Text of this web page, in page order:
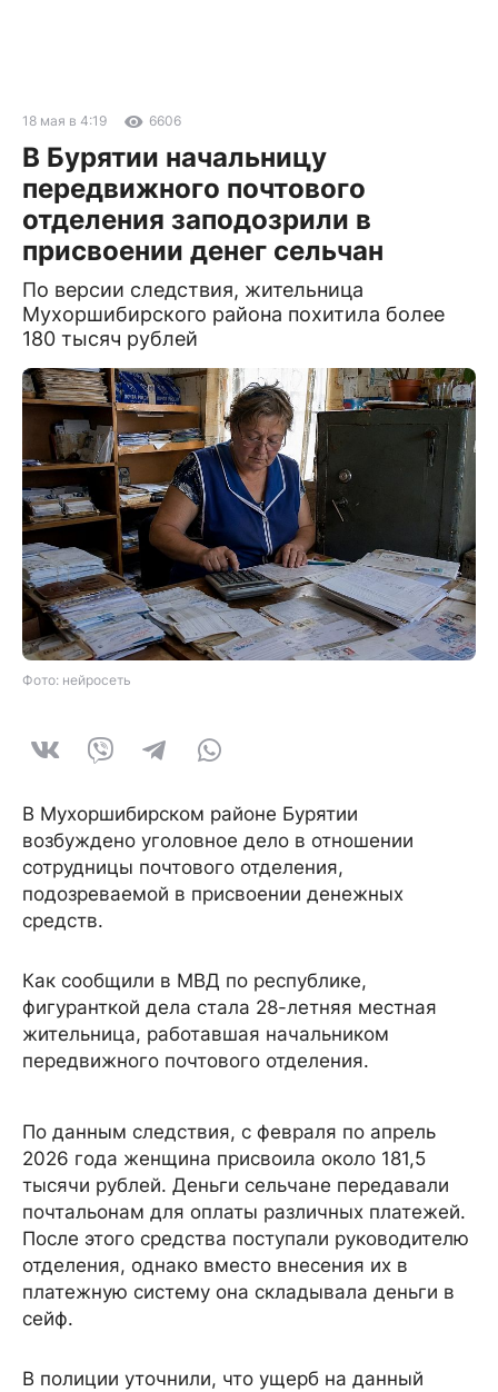
18 мая в 4:19 6606
В Бурятии начальницу
передвижного почтового
отделения заподозрили в
присвоении денег сельчан
По версии следствия, жительница
Мухоршибирского района похитила более
180 тысяч рублей
Фото: нейросеть
В Мухоршибирском районе Бурятии
возбуждено уголовное дело в отношении
сотрудницы почтового отделения,
подозреваемой в присвоении денежных
средств.
Как сообщили в МВД по республике,
фигуранткой дела стала 28-летняя местная
жительница, работавшая начальником
передвижного почтового отделения.
По данным следствия, с февраля по апрель
2026 года женщина присвоила около 181,5
тысячи рублей. Деньги сельчане передавали
почтальонам для оплаты различных платежей.
После этого средства поступали руководителю
отделения, однако вместо внесения их в
платежную систему она складывала деньги в
сейф.
В полиции уточнили, что ущерб на данный